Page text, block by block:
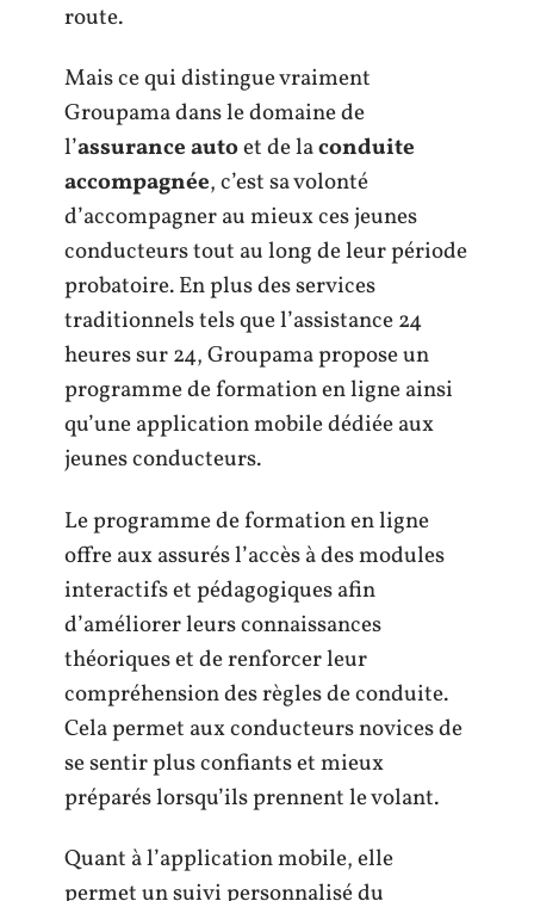
route.
Mais ce qui distingue vraiment
Groupama dans le domaine de
l’assurance autoet de laconduite
accompagnée, c’est sa volonté
d’accompagner au mieux ces jeunes
conducteurs tout au long de leur période
probatoire. En plus des services
traditionnels tels que l’assistance 24
heures sur 24, Groupama propose un
programme de formation en ligne ainsi
qu’une application mobile dédiée aux
jeunes conducteurs.
Le programme de formation en ligne
offre aux assurés l’accès à des modules
interactifs et pédagogiques afin
d’améliorer leurs connaissances
théoriques et de renforcer leur
compréhension des règles de conduite.
Cela permet aux conducteurs novices de
se sentir plus confiants et mieux
préparés lorsqu’ils prennent le volant.
Quant à l’application mobile, elle
permet un suivi personnalisé du